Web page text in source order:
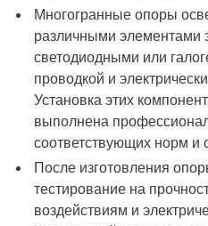
Многогранные опоры
различными элементами
светодиодными или
проводкой и
Установка этих
выполнена
соответствующих норм и
После изготовления
тестирование на
воздействиям и